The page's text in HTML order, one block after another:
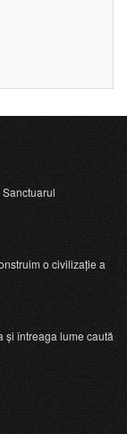
o civilizație a
și întreaga lume caută